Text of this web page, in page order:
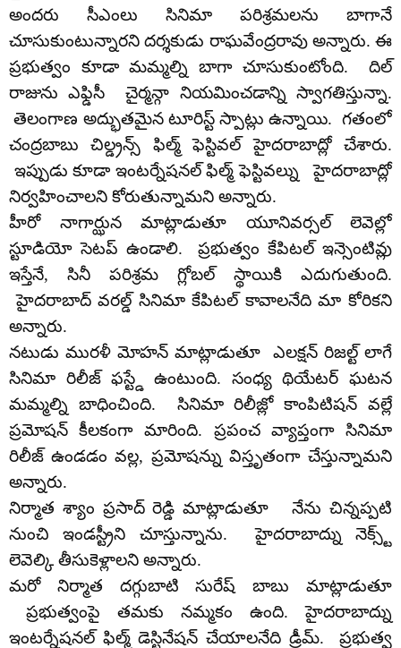
అందరు సీఎంలు సినిమా పరిశ్రమలను బాగానే
చూసుకుంటున్నారని దర్శకుడు రాఘవేంద్రరావు అన్నారు. ఈ
ప్రభుత్వం కూడా మమ్మల్ని బాగా చూసుకుంటోంది. దిల్
రాజును ఎఫ్డిసీ చైర్మన్గా నియమించడాన్ని స్వాగతిస్తున్నా.
తెలంగాణ అద్భుతమైన టూరిస్ట్ స్పాట్లు ఉన్నాయి. గతంలో
చంద్రబాబు చిల్డ్రన్స్ ఫిల్మ్ ఫెస్టివల్ హైదరాబాద్లో చేశారు.
ఇప్పుడు కూడా ఇంటర్నేషనల్ ఫిల్మ్ ఫెస్టివల్ను హైదరాబాద్లో
నిర్వహించాలని కోరుతున్నామని అన్నారు.
హీరో నాగార్ఝున మాట్లాడుతూ యూనివర్సల్ లెవెల్లో
స్టూడియో సెటప్ ఉండాలి. ప్రభుత్వం కేపిటల్ ఇన్సెంటివ్లు
ఇస్తేనే, సినీ పరిశ్రమ గ్లోబల్ స్థాయికి ఎదుగుతుంది.
హైదరాబాద్ వరల్డ్ సినిమా కేపిటల్ కావాలనేది మా కోరికని
అన్నారు.
నటుడు మురళీ మోహన్ మాట్లాడుతూ ఎలక్షన్ రిజల్ట్ లాగే
సినిమా రిలీజ్ ఫస్ట్డే ఉంటుంది. సంధ్య థియేటర్ ఘటన
మమ్మల్ని బాధించింది. సినిమా రిలీజ్లో కాంపిటిషన్ వల్లే
ప్రమోషన్ కీలకంగా మారింది. ప్రపంచ వ్యాప్తంగా సినిమా
రిలీజ్ ఉండడం వల్ల, ప్రమోషన్ను విస్తృతంగా చేస్తున్నామని
అన్నారు.
నిర్మాత శ్యాం ప్రసాద్ రెడ్డి మాట్లాడుతూ నేను చిన్నప్పటి
నుంచి ఇండస్ట్రీని చూస్తున్నాను. హైదరాబాద్ను నెక్స్ట్
లెవెల్కి తీసుకెళ్లాలని అన్నారు.
మరో నిర్మాత దగ్గుబాటి సురేష్ బాబు మాట్లాడుతూ
ప్రభుత్వంపై తమకు నమ్మకం ఉంది. హైదరాబాద్ను
ఇంటర్నేషనల్ ఫిల్మ్ డెస్టినేషన్ చేయాలనేది డ్రీమ్. ప్రభుత్వ